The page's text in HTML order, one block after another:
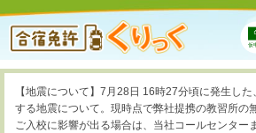
仮
【地震について】7月28日 16時27分頃に発生し
する地震について。現時点で弊社提携の教習所の
ご入校に影響が出る場合は、当社コールセンター